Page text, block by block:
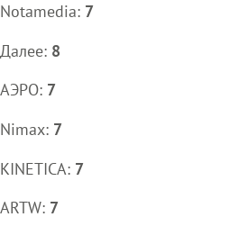
Notamedia: 7
Далее: 8
АЭРО: 7
Nimax: 7
KINETICA: 7
ARTW: 7